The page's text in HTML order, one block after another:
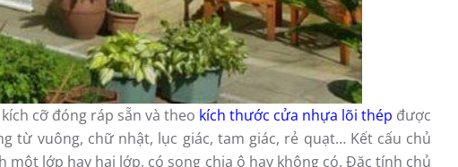
cỡ đóng ráp sẵn và theo kích thước cửa nhựa lõi thép được
từ vuông, chữ nhật, lục giác, tam giác, rẻ quạt… Kết cấu chủ
một lớp hay hai lớp, có song chia ô hay không có. Đặc tính chủ